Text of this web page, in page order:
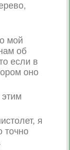
мой
об
если в
оно
я
точно